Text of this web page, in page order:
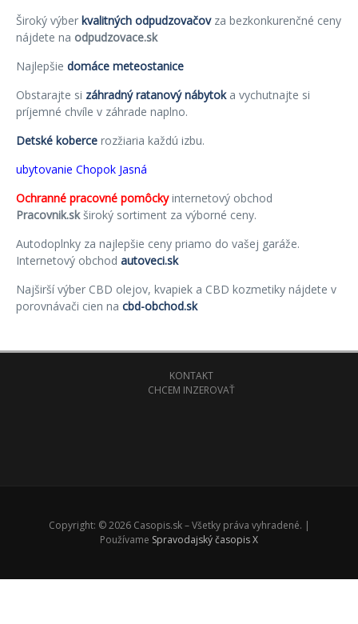
Široký výber kvalitných odpudzovačovza bezkonkurenčné ceny
nájdete na odpudzovace.sk
Najlepšie domáce meteostanice
Obstarajte si záhradný ratanový nábytoka vychutnajte si
príjemné chvíle v záhrade naplno.
Detské koberce rozžiaria každú izbu.
ubytovanie Chopok Jasná
Ochranné pracovné pomôckyinternetový obchod
Pracovnik.skširoký sortiment za výborné ceny.
Autodoplnky za najlepšie ceny priamo do vašej garáže.
Internetový obchod autoveci.sk
Najširší výber CBD olejov, kvapiek a CBD kozmetiky nájdete v
porovnávači cien na cbd-obchod.sk
KONTAKT
CHCEM INZEROVAŤ
Copyright: © 2026 Casopis.sk – Všetky práva vyhradené. |
Používame Spravodajský časopis X